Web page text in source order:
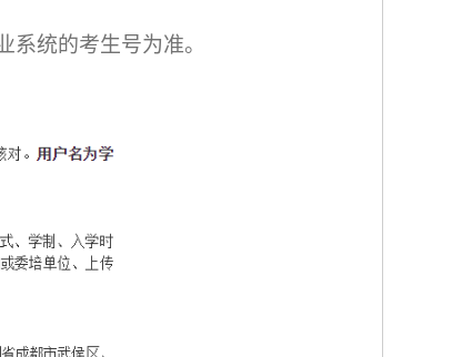
统的考生号为准。